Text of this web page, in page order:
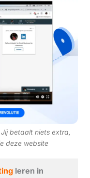
betaalt niets extra,
deze website
leren in